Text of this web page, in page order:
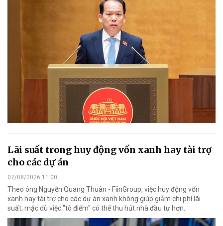
Lãi suất trong huy động vốn xanh hay tài trợ
cho các dự án
07/08/2026 11:00
Theo ông Nguyễn Quang Thuân - FiinGroup, việc huy động vốn
xanh hay tài trợ cho các dự án xanh không giúp giảm chi phí lãi
suất; mặc dù việc "tô điểm" có thể thu hút nhà đầu tư hơn.